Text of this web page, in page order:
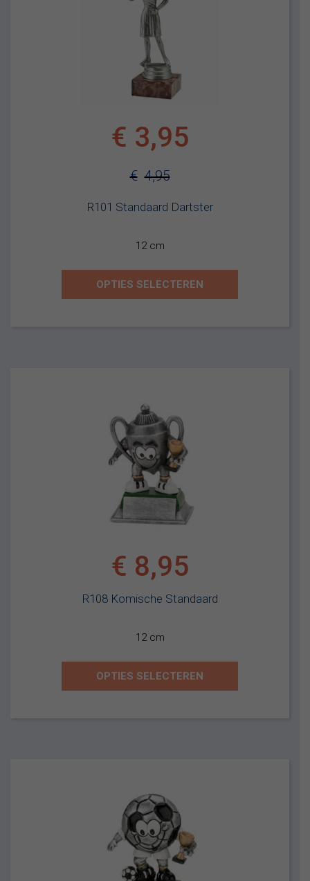
R101 Standaard Dartster
€ 4,95
Oorspronkelijke
€ 3,95
12 cm
OPTIES SELECTEREN
R108 Komische Standaard
€ 8,95
12 cm
OPTIES SELECTEREN